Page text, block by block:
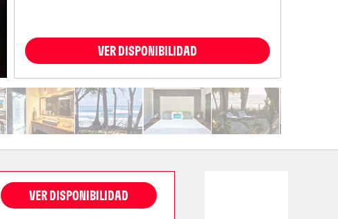
VER DISPONIBILIDAD
VER DISPONIBILIDAD